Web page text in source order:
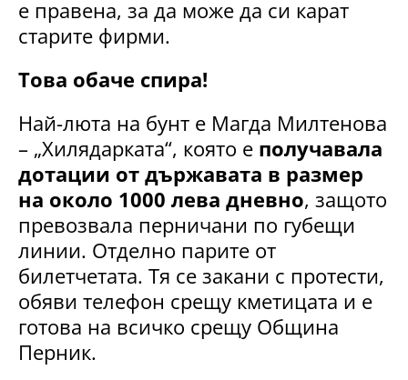
е правена, за да може да си карат
старите фирми.
Това обаче спира!
Най-люта на бунт е Магда Милтенова
– „Хилядарката“, която е получавала
дотации от държавата в размер
на около 1000 лева дневно, защото
превозвала перничани по губещи
линии. Отделно парите от
билетчетата. Тя се закани с протести,
обяви телефон срещу кметицата и е
готова на всичко срещу Община
Перник.